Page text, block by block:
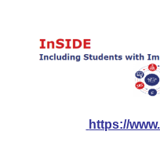
https://